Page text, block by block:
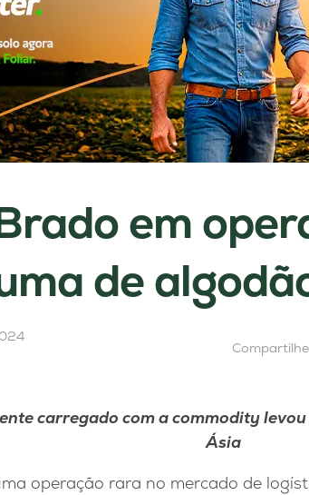
em
de
carregado com a commodity
Ásia
operação rara no mercado de